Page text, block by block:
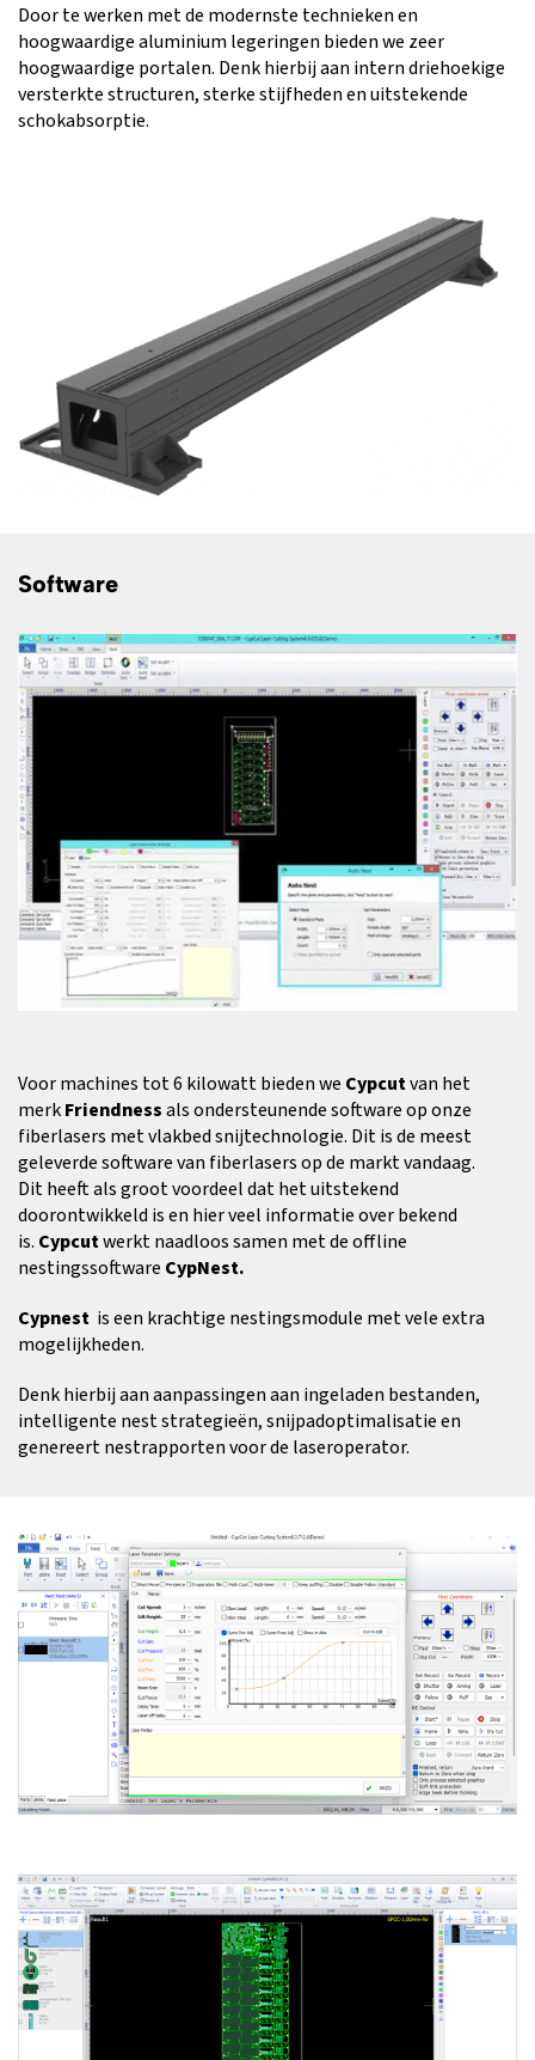
Door te werken met de modernste technieken en
hoogwaardige aluminium legeringen bieden we zeer
hoogwaardige portalen. Denk hierbij aan intern driehoekige
versterkte structuren, sterke stijfheden en uitstekende
schokabsorptie.
Software
Voor machines tot 6 kilowatt bieden we Cypcutvan het
merkFriendnessals ondersteunende software op onze
fiberlasers met vlakbed snijtechnologie. Dit is de meest
geleverde software van fiberlasers op de markt vandaag.
Dit heeft als groot voordeel dat het uitstekend
doorontwikkeld is en hier veel informatie over bekend
is. Cypcutwerkt naadloos samen met de offline
nestingssoftware CypNest.
Cypnest is een krachtige nestingsmodule met vele extra
mogelijkheden.
Denk hierbij aan aanpassingen aan ingeladen bestanden,
intelligente nest strategieën, snijpadoptimalisatie en
genereert nestrapporten voor de laseroperator.